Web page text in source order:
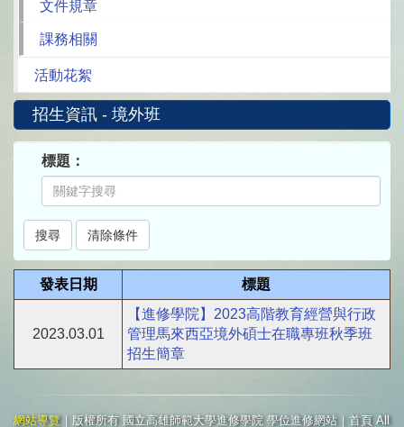
文件規章
課務相關
活動花絮
招生資訊 - 境外班
標題：
發表日期 標題
2023.03.01
【進修學院】2023高階教育經營與行政
管理馬來西亞境外碩士在職專班秋季班
招生簡章
網站導覽｜版權所有 國立高雄師範大學進修學院 學位進修網站｜首頁 All